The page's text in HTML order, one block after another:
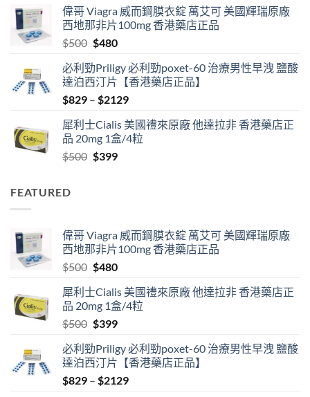
$529
through
偉哥 Viagra 威而鋼膜衣錠 萬艾可 美國輝瑞原廠
西地那非片100mg 香港藥店正品
$500 Original
was:
$500.
$480Current
is:
$480.
必利勁Priligy 必利勁poxet-60 治療男性早洩 鹽酸
達泊西汀片【香港藥店正品】
$829 – $2129Price
$829
through
犀利士Cialis 美國禮來原廠 他達拉非 香港藥店正
品 20mg 1盒/4粒
$500 Original
$399Current
FEATURED
偉哥 Viagra 威而鋼膜衣錠 萬艾可 美國輝瑞原廠
西地那非片100mg 香港藥店正品
$500 Original
was:
$500.
$480Current
is:
$480.
犀利士Cialis 美國禮來原廠 他達拉非 香港藥店正
品 20mg 1盒/4粒
$500 Original
was:
$500.
$399Current
is:
$399.
必利勁Priligy 必利勁poxet-60 治療男性早洩 鹽酸
達泊西汀片【香港藥店正品】
$829 – $2129Price